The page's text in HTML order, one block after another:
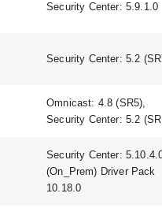
Security Center: 5.9.1.0
Security Center: 5.2
Omnicast: 4.8 (SR5),
Security Center: 5.2
Security Center:
(On_Prem) Driver Pack
10.18.0